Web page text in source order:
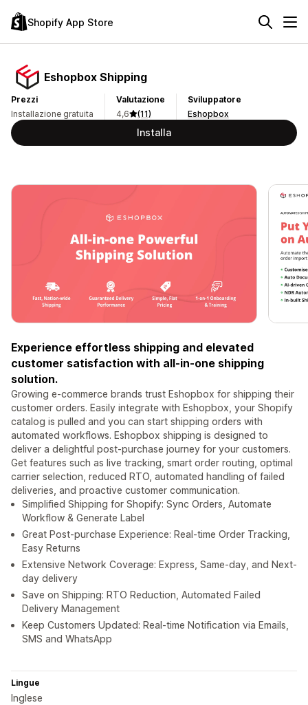
Shopify App Store
Eshopbox Shipping
Prezzi
Installazione gratuita
Valutazione
4,6
(11)
Sviluppatore
Eshopbox
Installa
Experience effortless shipping and elevated
customer satisfaction with all-in-one shipping
solution.
Growing e-commerce brands trust Eshopbox for shipping their
customer orders. Easily integrate with Eshopbox, your Shopify
catalog is pulled and you can start shipping orders with
automated workflows. Eshopbox shipping is designed to
deliver a delightful post-purchase journey for your customers.
Get features such as live tracking, smart order routing, optimal
carrier selection, reduced RTO, automated handling of failed
deliveries, and proactive customer communication.
Simplified Shipping for Shopify: Sync Orders, Automate
Workflow & Generate Label
Great Post-purchase Experience: Real-time Order Tracking,
Easy Returns
Extensive Network Coverage: Express, Same-day, and Next-
day delivery
Save on Shipping: RTO Reduction, Automated Failed
Delivery Management
Keep Customers Updated: Real-time Notification via Emails,
SMS and WhatsApp
Lingue
Inglese